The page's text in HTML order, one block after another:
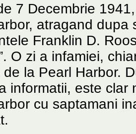
7 Decembrie
atragand
Franklin D.
O zi a infamiei,
de la Pearl Harbor.
informatii, este
cu saptamani